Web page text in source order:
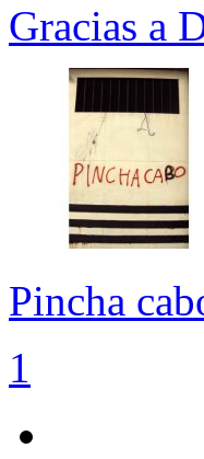
Gracias a
Pincha
1